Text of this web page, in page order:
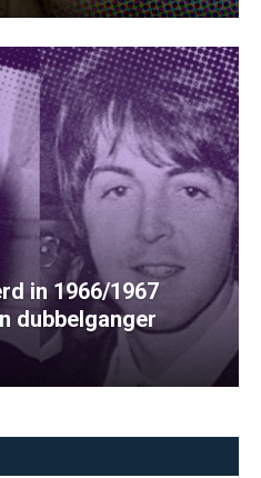
in 1966/1967
dubbelganger